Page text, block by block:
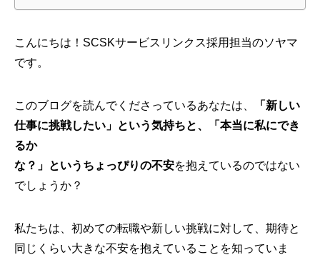
こんにちは！SCSKサービスリンクス採用担当のソヤマ
です。
このブログを読んでくださっているあなたは、
「新しい
仕事に挑戦したい」という気持ちと、「本当に私にでき
るか
な？」というちょっぴりの不安を抱えているのではない
でしょうか？
私たちは、初めての転職や新しい挑戦に対して、期待と
同じくらい大きな不安を抱えていることを知っていま